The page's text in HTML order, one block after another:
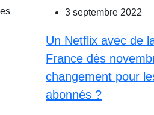
3 septembre 2022
Un Netflix avec de
France dès
changement pour
abonnés ?